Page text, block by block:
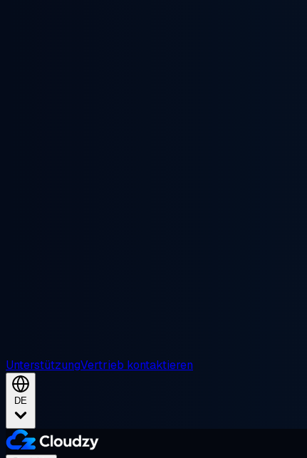
UnterstützungVertrieb kontaktieren
DE